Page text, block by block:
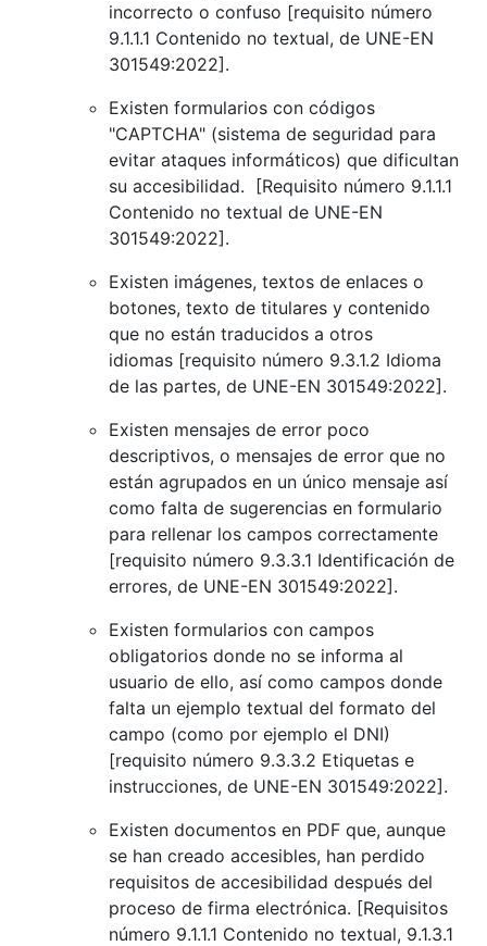
incorrecto o confuso [requisito número
9.1.1.1 Contenido no textual, de UNE-EN
301549:2022].
Existen formularios con códigos
"CAPTCHA" (sistema de seguridad para
evitar ataques informáticos) que dificultan
su accesibilidad. [Requisito número 9.1.1.1
Contenido no textual de UNE-EN
301549:2022].
Existen imágenes, textos de enlaces o
botones, texto de titulares y contenido
que no están traducidos a otros
idiomas [requisito número 9.3.1.2 Idioma
de las partes, de UNE-EN 301549:2022] .
Existen mensajes de error poco
descriptivos, o mensajes de error que no
están agrupados en un único mensaje así
como falta de sugerencias en formulario
para rellenar los campos correctamente
[requisito número 9.3.3.1 Identificación de
errores, de UNE-EN 301549:2022] .
Existen formularios con campos
obligatorios donde no se informa al
usuario de ello, así como campos donde
falta un ejemplo textual del formato del
campo (como por ejemplo el DNI)
[requisito número 9.3.3.2 Etiquetas e
instrucciones, de UNE-EN 301549:2022] .
Existen documentos en PDF que, aunque
se han creado accesibles, han perdido
requisitos de accesibilidad después del
proceso de firma electrónica. [Requisitos
número 9.1.1.1 Contenido no textual, 9.1.3.1